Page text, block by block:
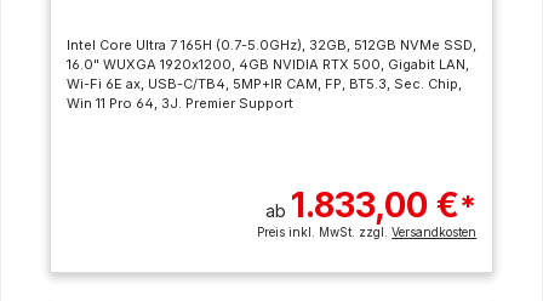
Intel Core Ultra 7 165H (0.7-5.0GHz), 32GB, 512GB NVMe SSD,
16.0" WUXGA 1920x1200, 4GB NVIDIA RTX 500, Gigabit LAN,
Wi-Fi 6E ax, USB-C/TB4, 5MP+IR CAM, FP, BT5.3, Sec. Chip,
Win 11 Pro 64, 3J. Premier Support
ab 1.833,00 €*
Preis inkl. MwSt. zzgl.Versandkosten